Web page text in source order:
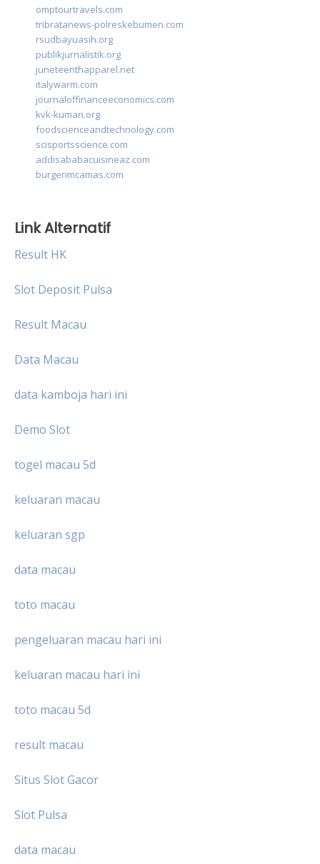
omptourtravels.com
tribratanews-polreskebumen.com
rsudbayuasih.org
publikjurnalistik.org
juneteenthapparel.net
italywarm.com
journaloffinanceeconomics.com
kvk-kumari.org
foodscienceandtechnology.com
scisportsscience.com
addisababacuisineaz.com
burgerimcamas.com
Link Alternatif
Result HK
Slot Deposit Pulsa
Result Macau
Data Macau
data kamboja hari ini
Demo Slot
togel macau 5d
keluaran macau
keluaran sgp
data macau
toto macau
pengeluaran macau hari ini
keluaran macau hari ini
toto macau 5d
result macau
Situs Slot Gacor
Slot Pulsa
data macau